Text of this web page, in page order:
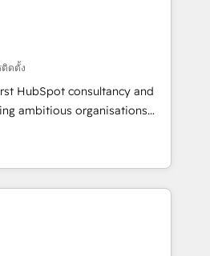
Custom Integration and
sentido, y siempre
antes de seguir avanzando.
antes de que termine el
Elite Solutions
Unión, Yves Rocher,
Piel, confiaron en
Te ayudamos a identificar
que más impacto te dará.
ติดตั้ง
HubSpot consultancy and
ambitious organisations
Netherlands, Ireland, and
thousands of successful
mid-market and enterprise
and AI to design connected
that align people, process,